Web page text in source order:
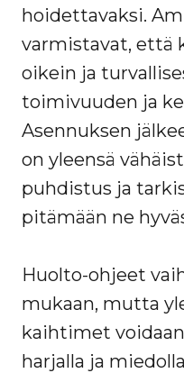
hoidettavaksi.
varmistavat, että
oikein ja
toimivuuden ja
Asennuksen
on yleensä
puhdistus ja
pitämään ne
Huolto-ohjeet
mukaan, mutta
kaihtimet
harjalla ja